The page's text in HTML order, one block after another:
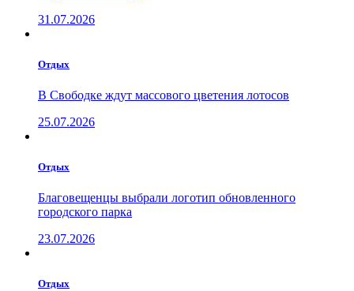
31.07.2026
Отдых
В Свободке ждут массового цветения лотосов
25.07.2026
Отдых
Благовещенцы выбрали логотип обновленного
городского парка
23.07.2026
Отдых